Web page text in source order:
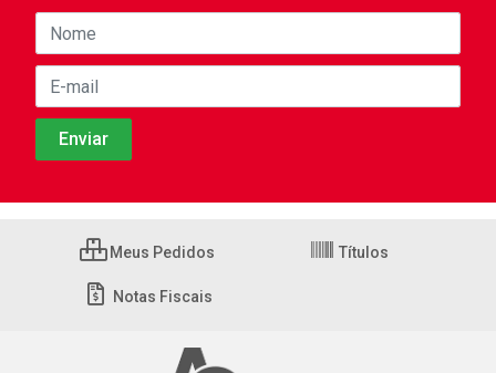
Meus Pedidos Títulos
Notas Fiscais